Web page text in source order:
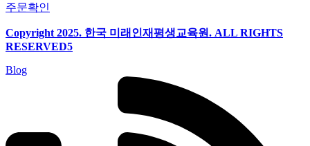
주문확인
Copyright 2025. 한국 미래인재평생교육원. ALL RIGHTS
RESERVED5
Blog